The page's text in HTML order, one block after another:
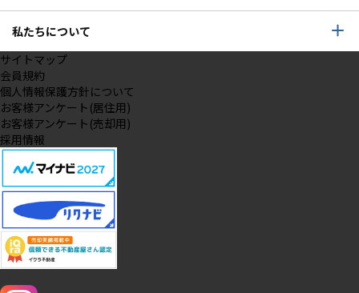
私たちについて
サイトマップ
会員規約
個人情報保護方針について
お客様アンケート(居住用)
お客様アンケート(売却用)
採用情報